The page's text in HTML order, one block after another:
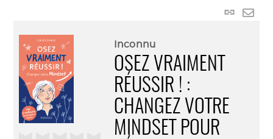
Lien
Inconnu
OSEZ VRAIMENT
RÉUSSIR ! :
CHANGEZ VOTRE
MINDSET POUR